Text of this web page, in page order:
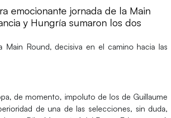
emocionante jornada de la Main
y Hungría sumaron los dos
Main Round, decisiva en el camino hacia las
, de momento, impoluto de los deGuillaume
de una de las selecciones, sin duda,